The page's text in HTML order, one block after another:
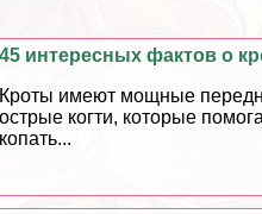
45 интересных фактов о
Кроты имеют мощные
острые когти, которые
копать...